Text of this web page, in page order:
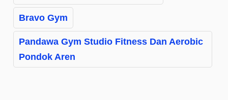
Bravo Gym
Pandawa Gym Studio Fitness Dan Aerobic
Pondok Aren